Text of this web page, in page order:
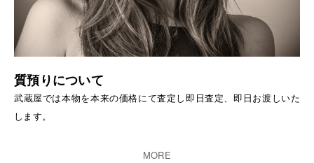
質預りについて
武蔵屋では本物を本来の価格にて査定し即日査定、即日お渡しいた
します。
MORE